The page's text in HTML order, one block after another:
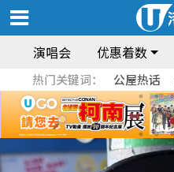
演唱会 优惠着数
热门关键词： 公屋热话